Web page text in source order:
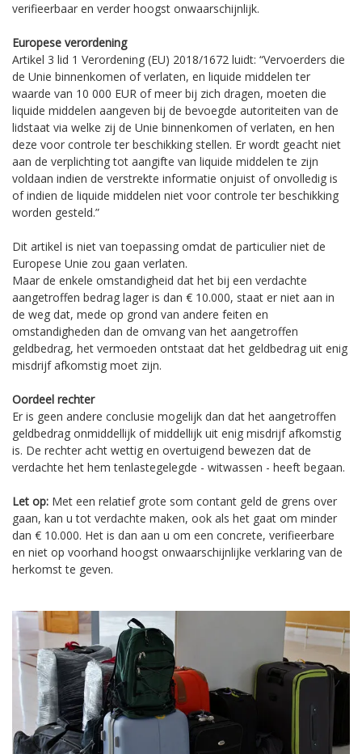
verifieerbaar en verder hoogst onwaarschijnlijk.
Europese verordening
Artikel 3 lid 1 Verordening (EU) 2018/1672 luidt: “Vervoerders die
de Unie binnenkomen of verlaten, en liquide middelen ter
waarde van 10 000 EUR of meer bij zich dragen, moeten die
liquide middelen aangeven bij de bevoegde autoriteiten van de
lidstaat via welke zij de Unie binnenkomen of verlaten, en hen
deze voor controle ter beschikking stellen. Er wordt geacht niet
aan de verplichting tot aangifte van liquide middelen te zijn
voldaan indien de verstrekte informatie onjuist of onvolledig is
of indien de liquide middelen niet voor controle ter beschikking
worden gesteld.”
Dit artikel is niet van toepassing omdat de particulier niet de
Europese Unie zou gaan verlaten.
Maar de enkele omstandigheid dat het bij een verdachte
aangetroffen bedrag lager is dan € 10.000, staat er niet aan in
de weg dat, mede op grond van andere feiten en
omstandigheden dan de omvang van het aangetroffen
geldbedrag, het vermoeden ontstaat dat het geldbedrag uit enig
misdrijf afkomstig moet zijn.
Oordeel rechter
Er is geen andere conclusie mogelijk dan dat het aangetroffen
geldbedrag onmiddellijk of middellijk uit enig misdrijf afkomstig
is. De rechter acht wettig en overtuigend bewezen dat de
verdachte het hem tenlastegelegde - witwassen - heeft begaan.
Let op: Met een relatief grote som contant geld de grens over
gaan, kan u tot verdachte maken, ook als het gaat om minder
dan € 10.000. Het is dan aan u om een concrete, verifieerbare
en niet op voorhand hoogst onwaarschijnlijke verklaring van de
herkomst te geven.